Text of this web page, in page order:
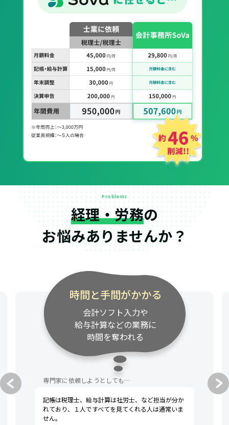
Problems
経理・労務の
お悩みありませんか？
時間と手間がかかる
会計ソフト入力や
給与計算などの業務に
時間を奪われる
専門家に依頼しようとしても…
記帳は税理士、給与計算は社労士、など担当が分か
れており、１人ですべてを見てくれる人は通常いま
せん。